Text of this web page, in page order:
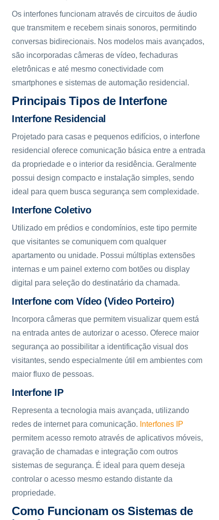
Os interfones funcionam através de circuitos de áudio
que transmitem e recebem sinais sonoros, permitindo
conversas bidirecionais. Nos modelos mais avançados,
são incorporadas câmeras de vídeo, fechaduras
eletrônicas e até mesmo conectividade com
smartphones e sistemas de automação residencial.
Principais Tipos de Interfone
Interfone Residencial
Projetado para casas e pequenos edifícios, o interfone
residencial oferece comunicação básica entre a entrada
da propriedade e o interior da residência. Geralmente
possui design compacto e instalação simples, sendo
ideal para quem busca segurança sem complexidade.
Interfone Coletivo
Utilizado em prédios e condomínios, este tipo permite
que visitantes se comuniquem com qualquer
apartamento ou unidade. Possui múltiplas extensões
internas e um painel externo com botões ou display
digital para seleção do destinatário da chamada.
Interfone com Vídeo (Video Porteiro)
Incorpora câmeras que permitem visualizar quem está
na entrada antes de autorizar o acesso. Oferece maior
segurança ao possibilitar a identificação visual dos
visitantes, sendo especialmente útil em ambientes com
maior fluxo de pessoas.
Interfone IP
Representa a tecnologia mais avançada, utilizando
redes de internet para comunicação. Interfones IP
permitem acesso remoto através de aplicativos móveis,
gravação de chamadas e integração com outros
sistemas de segurança. É ideal para quem deseja
controlar o acesso mesmo estando distante da
propriedade.
Como Funcionam os Sistemas de